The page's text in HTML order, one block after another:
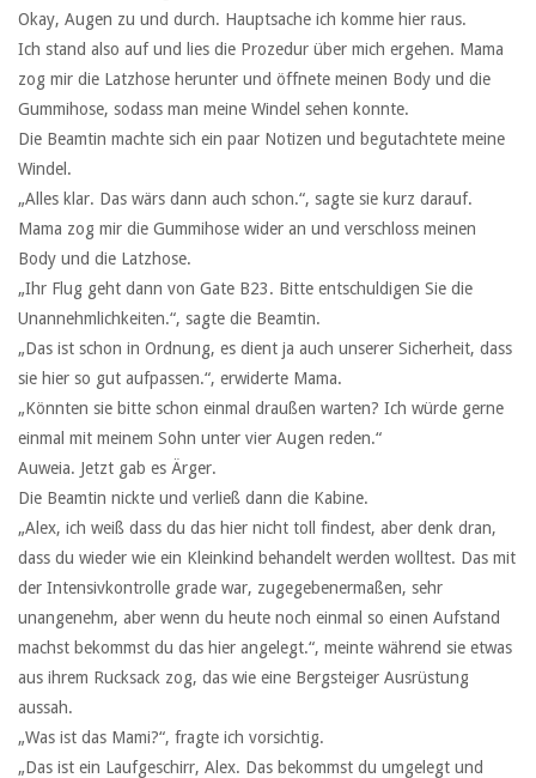
Okay, Augen zu und durch. Hauptsache ich komme hier raus.
Ich stand also auf und lies die Prozedur über mich ergehen. Mama
zog mir die Latzhose herunter und öffnete meinen Body und die
Gummihose, sodass man meine Windel sehen konnte.
Die Beamtin machte sich ein paar Notizen und begutachtete meine
Windel.
„Alles klar. Das wärs dann auch schon.“, sagte sie kurz darauf.
Mama zog mir die Gummihose wider an und verschloss meinen
Body und die Latzhose.
„Ihr Flug geht dann von Gate B23. Bitte entschuldigen Sie die
Unannehmlichkeiten.“, sagte die Beamtin.
„Das ist schon in Ordnung, es dient ja auch unserer Sicherheit, dass
sie hier so gut aufpassen.“, erwiderte Mama.
„Könnten sie bitte schon einmal draußen warten? Ich würde gerne
einmal mit meinem Sohn unter vier Augen reden.“
Auweia. Jetzt gab es Ärger.
Die Beamtin nickte und verließ dann die Kabine.
„Alex, ich weiß dass du das hier nicht toll findest, aber denk dran,
dass du wieder wie ein Kleinkind behandelt werden wolltest. Das mit
der Intensivkontrolle grade war, zugegebenermaßen, sehr
unangenehm, aber wenn du heute noch einmal so einen Aufstand
machst bekommst du das hier angelegt.“, meinte während sie etwas
aus ihrem Rucksack zog, das wie eine Bergsteiger Ausrüstung
aussah.
„Was ist das Mami?“, fragte ich vorsichtig.
„Das ist ein Laufgeschirr, Alex. Das bekommst du umgelegt und